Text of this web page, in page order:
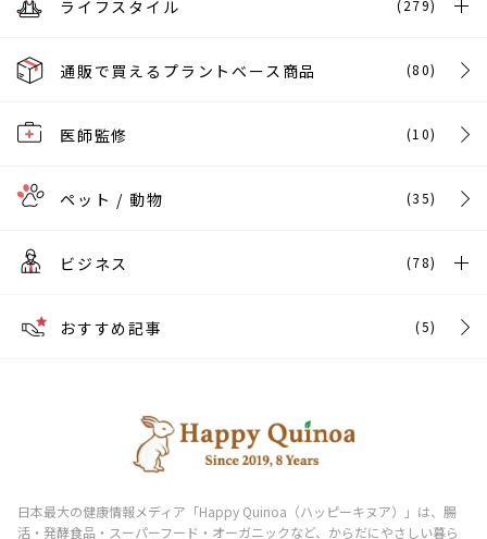
ライフスタイル (279)
通販で買えるプラントベース商品 (80)
医師監修 (10)
ペット / 動物 (35)
ビジネス (78)
おすすめ記事 (5)